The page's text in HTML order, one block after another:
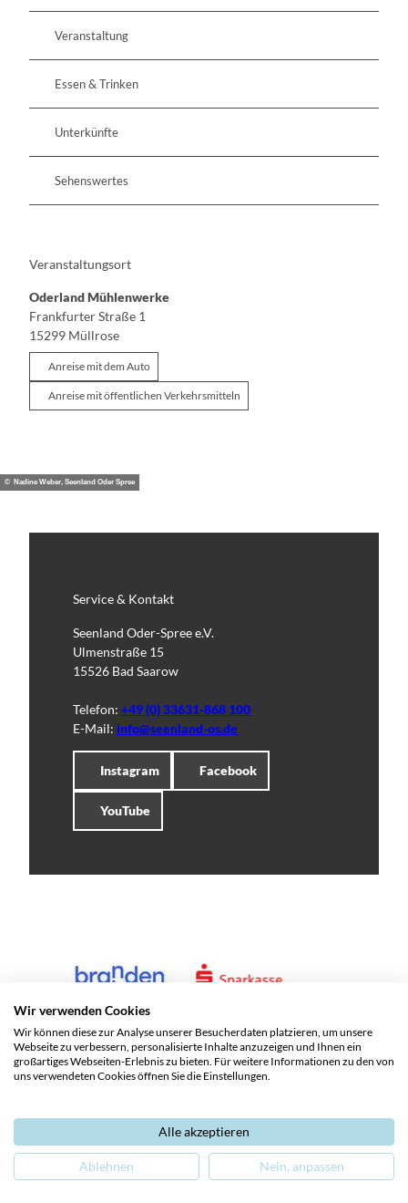
Veranstaltung
Essen & Trinken
Unterkünfte
Sehenswertes
Veranstaltungsort
Oderland Mühlenwerke
Frankfurter Straße 1
15299 Müllrose
Anreise mit dem Auto
Anreise mit öffentlichen Verkehrsmitteln
© Nadine Weber, Seenland Oder Spree
Service & Kontakt
Seenland Oder-Spree e.V.
Ulmenstraße 15
15526 Bad Saarow
Telefon: +49 (0) 33631-868 100
E-Mail: info@seenland-os.de
Instagram Facebook
YouTube
Service und Kontakte
Datenschutz
Barrierefreiheit
Leichte Sprache
Wir verwenden Cookies
Wir können diese zur Analyse unserer Besucherdaten platzieren, um unsere
Webseite zu verbessern, personalisierte Inhalte anzuzeigen und Ihnen ein
großartiges Webseiten-Erlebnis zu bieten. Für weitere Informationen zu den von
uns verwendeten Cookies öffnen Sie die Einstellungen.
Alle akzeptieren
Ablehnen Nein, anpassen